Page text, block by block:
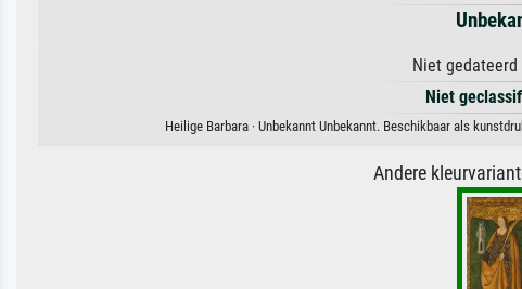
Niet
Niet
Heilige Barbara · Unbekannt Unbekannt. Beschikbaar als
Andere